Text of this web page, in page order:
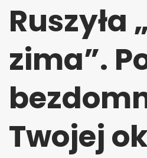
Ruszyła
zima”.
Twojej